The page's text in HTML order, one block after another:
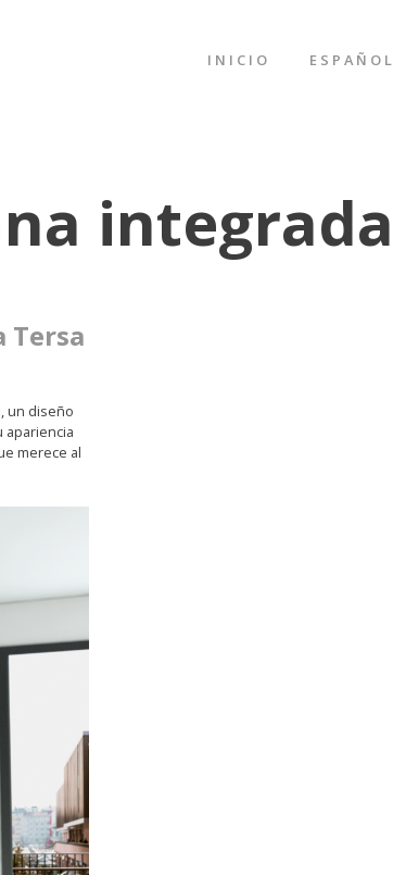
INICIO ESPAÑOL
integrada
Tersa
un diseño
apariencia
merece al